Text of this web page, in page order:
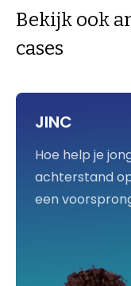
Bekijk ook
cases
JINC
Hoe help je
achterstand
een